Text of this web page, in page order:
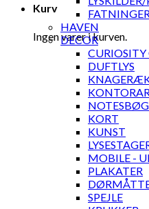
Kurv
Ingen varer i kurven.
HAVEN
DECOR
CURIOSITY
DUFTLYS
KORT
KUNST
MOBILE -
PLAKATER
SPEJLE